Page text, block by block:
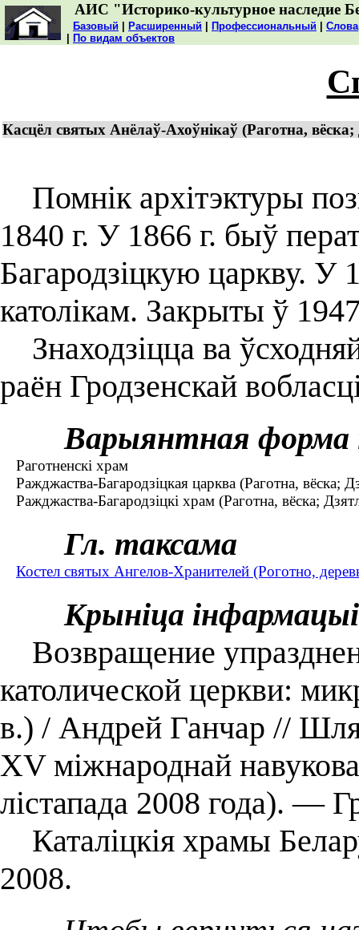
АИС "Историко-культурное наследие
Базовый Расширенный Профессиональный
По видам объектов
Касцёл святых Анёлаў-Ахоўнікаў (Раготна, вёска;
Помнік архітэктуры
1840 г. У 1866 г. быў
Багародзіцкую царкву.
католікам. Закрыты ў
Знаходзіцца ва
раён Гродзенскай
Варыянтная форма
Раготненскі храм
Ражджаства-Багародзіцкая царква (Раготна, вёска;
Ражджаства-Багародзіцкі храм (Раготна, вёска;
Гл. таксама
Костел святых Ангелов-Хранителей (Роготно,
Крыніца інфармацыі
Возвращение
католической церкви:
в.) / Андрей Ганчар //
XV міжнароднай
лістапада 2008 года). ―
Каталіцкія храмы
2008.